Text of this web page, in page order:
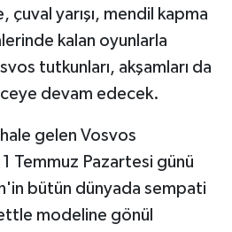
çuval yarışı, mendil kapma
kalan oyunlarla
tutkunları, akşamları da
devam edecek.
gelen Vosvos
Temmuz Pazartesi günü
bütün dünyada sempati
modeline gönül